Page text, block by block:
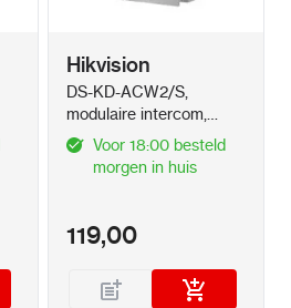
Hikvision
DS-KD-ACW2/S,
modulaire intercom,
opbouwframe
tweevoudig RVS
Voor 18:00 besteld
morgen in huis
119,00